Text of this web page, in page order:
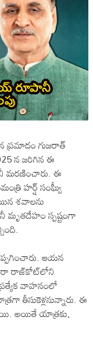
గుజరాత్
న జరిగిన ఈ
మరణించారు. ఈ
హర్ష్ సంఘ్వీ
శవాలను
మృతదేహం స్పష్టంగా
ఆయన
రాజ్‌కోట్‌లోని
వాహనంలో
తీసుకెళ్లనున్నారు. ఈ
అయితే యాత్రకు,